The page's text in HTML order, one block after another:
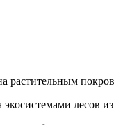
растительным
лесов